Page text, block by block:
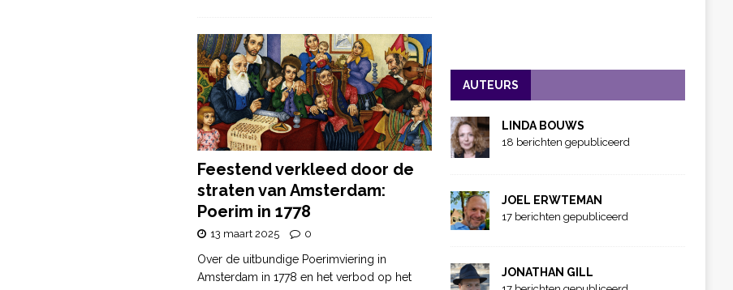
Feestend verkleed door de
straten van Amsterdam:
Poerim in 1778
13 maart 2025 0
Over de uitbundige Poerimviering in
Amsterdam in 1778 en het verbod op het
AUTEURS
LINDA BOUWS
18 berichten gepubliceerd
JOEL ERWTEMAN
17 berichten gepubliceerd
JONATHAN GILL